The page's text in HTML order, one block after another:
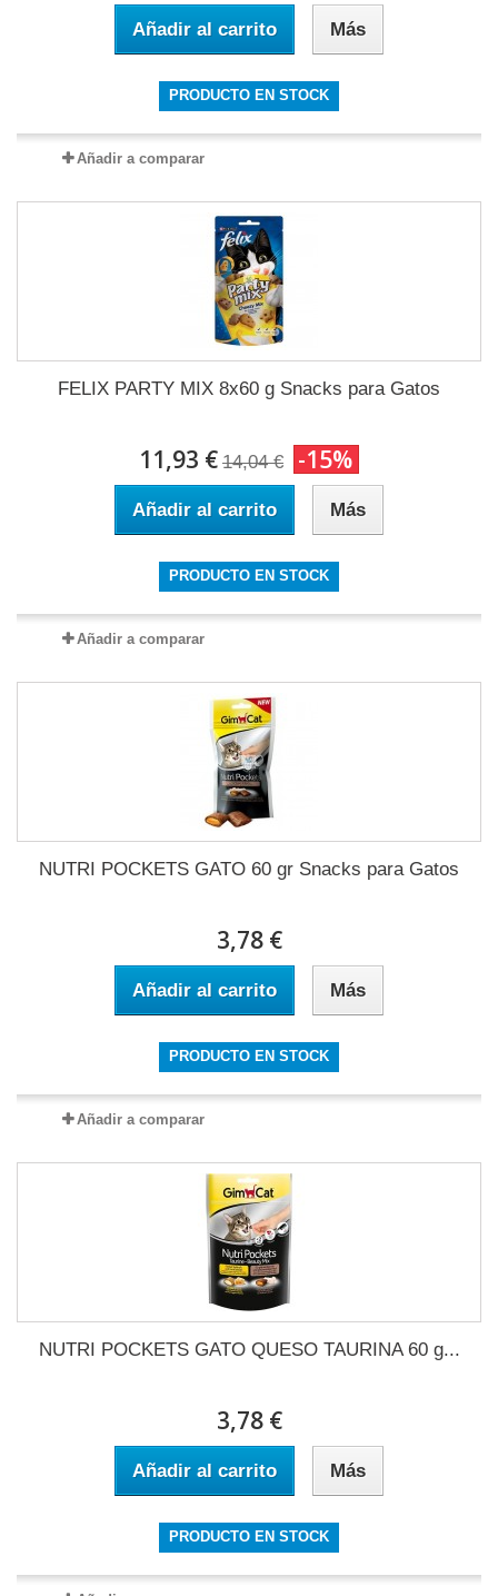
Añadir al carrito Más
PRODUCTO EN STOCK
Añadir a comparar
FELIX PARTY MIX 8x60 g Snacks para Gatos
11,93 € 14,04 € -15%
Añadir al carrito Más
PRODUCTO EN STOCK
Añadir a comparar
NUTRI POCKETS GATO 60 gr Snacks para Gatos
3,78 €
Añadir al carrito Más
PRODUCTO EN STOCK
Añadir a comparar
NUTRI POCKETS GATO QUESO TAURINA 60 g...
3,78 €
Añadir al carrito Más
PRODUCTO EN STOCK